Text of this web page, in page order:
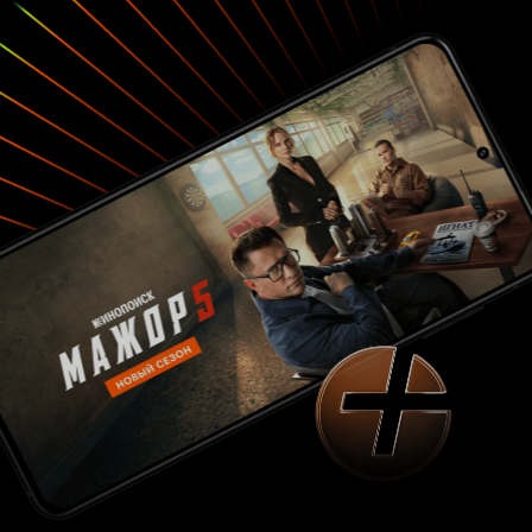
было, придется окунуться в занятные будни,
сплошь напичканные опасностями и
приключениями.
Аниме основано на
творении, известном как «Kagerou Project»-
серии песен, созданных композитором
Дзином, и сей шедевр был настолько
популярен, что очень скоро по его мотивам
были написаны романы, а позже издана манга.
Как это обычно и бывает – успешные творения
всегда «перерастают» в аниме, чего не избежал
и данный образчик. Надо сказать, что сериал
вышел вполне интересным, динамичным и
занятным, хоть и кажется, что история просто
вырвана из общего контекста и чего-то ей как
будто бы не хватает. Спрашивается: если это
история о приключениях нескольких
подростков со суперспособностями, то как
она сможет заинтересовать зрителя, если таких
творений уже немало? Все очень просто: здесь
эти самые
подростки не столько борются с
окружающим вокруг злом и спасают мир
(хоть в первой серии именно на это вроде и
делался упор), а спасают больше самих